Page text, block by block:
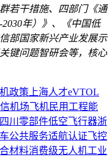
若干措施、四部门《通
年）》、《中国低
部国家新兴产业发展示
键问题智研会等，核心
政策 上海人才eVTOL
机场飞机民用 工程能
四川 零部件低空飞行器浙
公共服务适航认证飞控
材料消费级无人机工业